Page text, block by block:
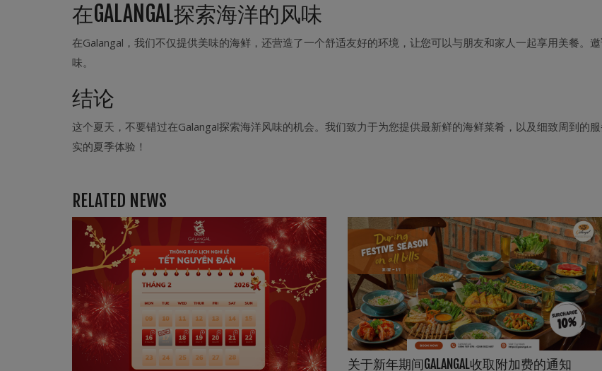
在GALANGAL探索海洋的风味
在Galangal，我们不仅提供美味的海鲜，还营造了一个舒适友好的环境，让您可以与朋友和家人一起享用美餐。
味。
结论
这个夏天，不要错过在Galangal探索海洋风味的机会。我们致力于为您提供最新鲜的海鲜菜肴，以及细致周到的
实的夏季体验！
RELATED NEWS
关于新年期间GALANGAL收取附加费的通知